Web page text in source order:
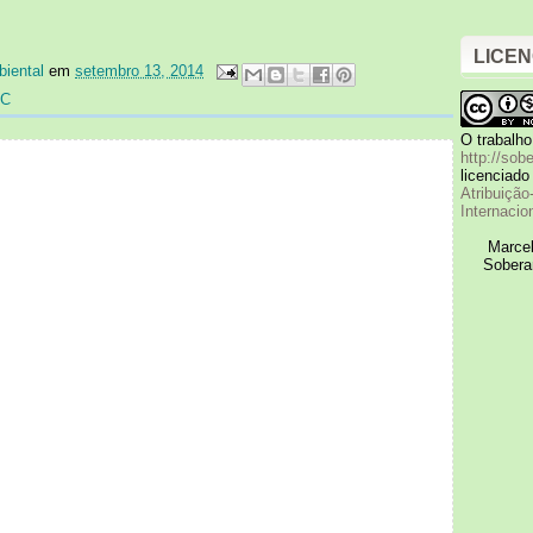
em setembro 13, 2014
O
http://